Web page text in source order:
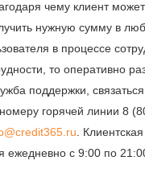
чему клиент
нужную сумму в
в процессе
то оперативно
поддержки,
горячей линии 8
.
ежедневно с 9:00 по